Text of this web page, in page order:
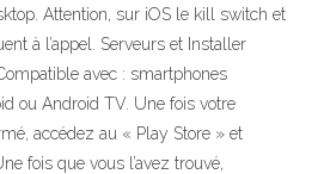
Attention, sur iOS le kill switch et
à l’appel. Serveurs et Installer
avec : smartphones
ou Android TV. Une fois votre
accédez au « Play Store » et
fois que vous l’avez trouvé,